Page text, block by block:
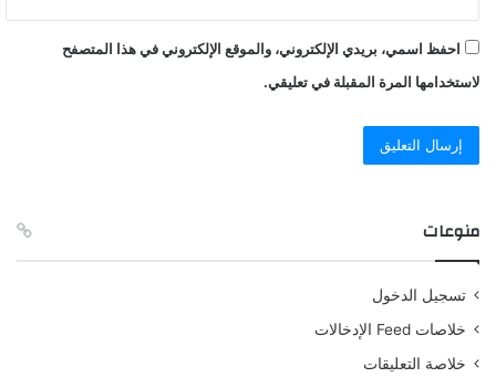
احفظ اسمي، بريدي الإلكتروني، والموقع الإلكتروني في هذا المتصفح
لاستخدامها المرة المقبلة في تعليقي.
منوعات
تسجيل الدخول
خلاصات Feed الإدخالات
خلاصة التعليقات